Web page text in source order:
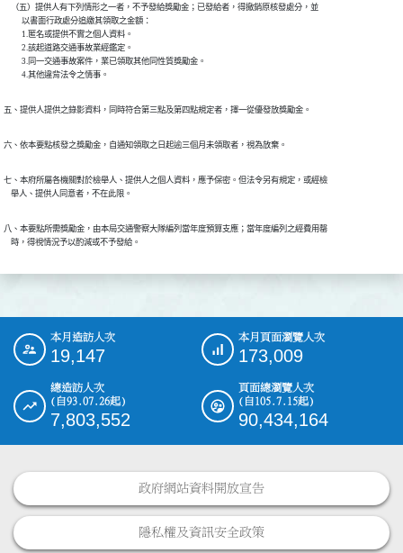
    （五）提供人有下列情形之一者，不予發給獎勵金；已發給者，得撤銷原核發處分，並
          以書面行政處分追繳其領取之金額：
          1.匿名或提供不實之個人資料。
          2.該起道路交通事故業經鑑定。
          3.同一交通事故案件，業已領取其他同性質獎勵金。
          4.其他違背法令之情事。
五、提供人提供之錄影資料，同時符合第三點及第四點規定者，擇一從優發放獎勵金。
六、依本要點核發之獎勵金，自通知領取之日起逾三個月未領取者，視為放棄。
七、本府所屬各機關對於檢舉人、提供人之個人資料，應予保密。但法令另有規定，或經檢
    舉人、提供人同意者，不在此限。
八、本要點所需獎勵金，由本局交通警察大隊編列當年度預算支應；當年度編列之經費用罄
    時，得視情況予以酌減或不予發給。
::: 本月造訪人次
19,147
本月頁面瀏覽人次
173,009
總造訪人次
(自93.07.26起)
7,803,552
頁面總瀏覽人次
(自105.7.15起)
90,434,164
政府網站資料開放宣告
隱私權及資訊安全政策